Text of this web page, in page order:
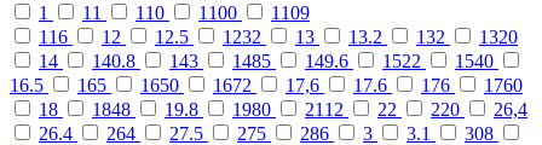
1
11 110 1100
1109
116
12 12.5 1232 13 13.2 132
1320
14
140.8 143 1485 149.6 1522
1540
16.5
165 1650 1672 17,6 17.6 176
1760
18
1848 19.8 1980 2112 22 220
26,4
26.4
264 27.5 275 286 3 3.1
308